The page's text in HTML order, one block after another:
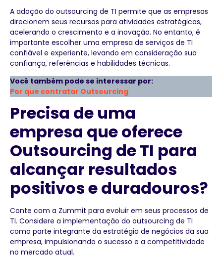
A adoção do outsourcing de TI permite que as empresas
direcionem seus recursos para atividades estratégicas,
acelerando o crescimento e a inovação. No entanto, é
importante escolher uma empresa de serviços de TI
confiável e experiente, levando em consideração sua
confiança, referências e habilidades técnicas.
Você também pode se interessar por:
Por que contratar Outsourcing
Precisa de uma
empresa que oferece
Outsourcing de TI para
alcançar resultados
positivos e duradouros?
Conte com a Zummit para evoluir em seus processos de
TI. Considere a implementação do outsourcing de TI
como parte integrante da estratégia de negócios da sua
empresa, impulsionando o sucesso e a competitividade
no mercado atual.